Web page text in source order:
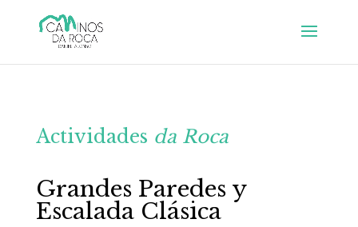
Actividades da Roca
Grandes Paredes y
Escalada Clásica